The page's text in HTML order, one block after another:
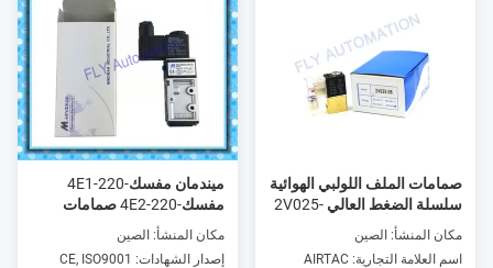
صمامات الملف اللولبي الهوائية
سلسلة الضغط العالي 2V025-
مكان المنشأ: الصين
اسم العلامة التجارية: AIRTAC
ميندمان مفسك-220-4E1
مفسك-220-4E2 صمامات
واي 5-بورت
مكان المنشأ: الصين
إصدار الشهادات: CE, ISO9001